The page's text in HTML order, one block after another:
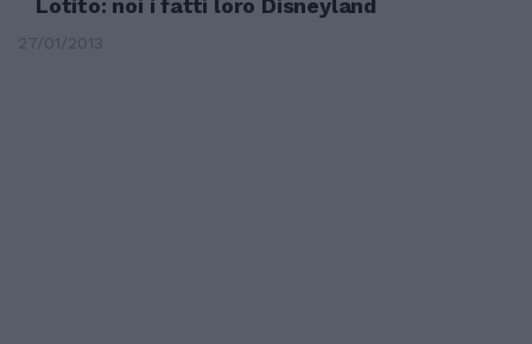
Lotito: noi i fatti loro Disneyland
27/01/2013